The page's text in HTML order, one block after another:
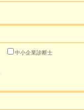
中小企業診断士